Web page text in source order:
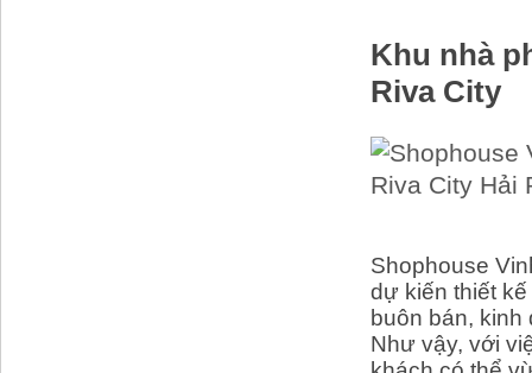
Khu nhà
Riva City
Shophouse
dự kiến thiết
buôn bán,
Như vậy, với